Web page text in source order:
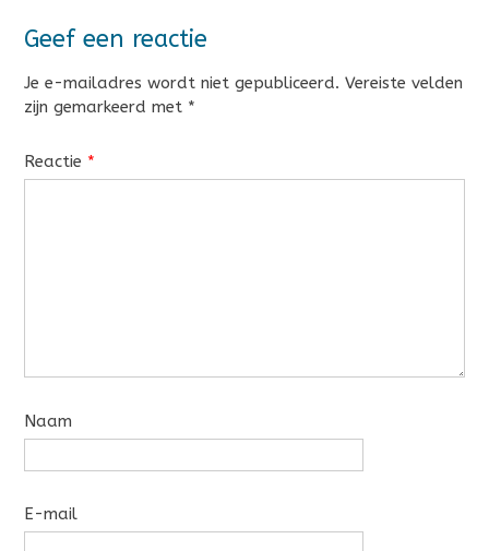
Geef een reactie
Je e-mailadres wordt niet gepubliceerd. Vereiste velden
zijn gemarkeerd met *
Reactie *
Naam
E-mail